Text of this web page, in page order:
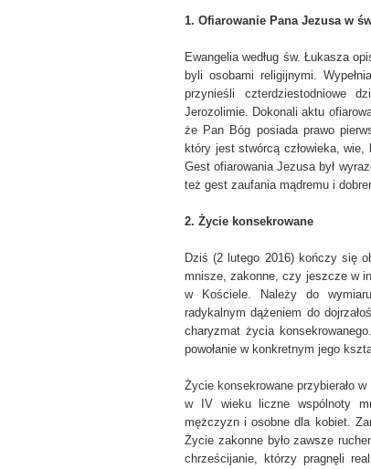
1. Ofiarowanie Pana Jezusa w
Ewangelia według św. Łukasza
byli osobami religijnymi.
przynieśli czterdziestodniowe
Jerozolimie. Dokonali aktu
że Pan Bóg posiada prawo
który jest stwórcą człowieka,
Gest ofiarowania Jezusa był
też gest zaufania mądremu i
2. Życie konsekrowane
Dziś (2 lutego 2016) kończy się
mnisze, zakonne, czy jeszcze w
w Kościele. Należy do
radykalnym dążeniem do
charyzmat życia
powołanie w konkretnym jego
Życie konsekrowane przybierało
w IV wieku liczne wspólnoty
mężczyzn i osobne dla kobiet.
Życie zakonne było zawsze
chrześcijanie, którzy pragnęli